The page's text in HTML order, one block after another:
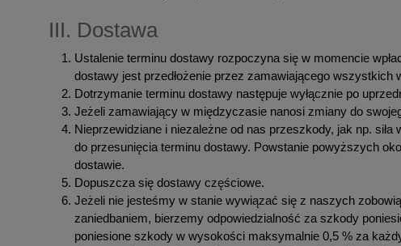
III. Dostawa
Ustalenie terminu dostawy rozpoczyna się w momencie
dostawy jest przedłożenie przez zamawiającego wszystkich
Dotrzymanie terminu dostawy następuje wyłącznie po
Jeżeli zamawiający w międzyczasie nanosi zmiany do
Nieprzewidziane i niezależne od nas przeszkody, jak np.
do przesunięcia terminu dostawy. Powstanie powyższych
dostawie.
Dopuszcza się dostawy częściowe.
Jeżeli nie jesteśmy w stanie wywiązać się z naszych
zaniedbaniem, bierzemy odpowiedzialność za szkody
poniesione szkody w wysokości maksymalnie 0,5 % za